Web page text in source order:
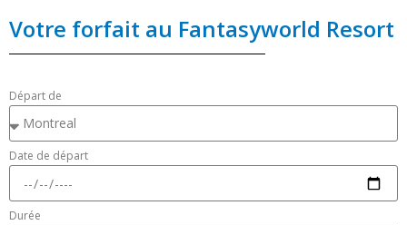
Votre forfait au Fantasyworld Resort
Départ de
Date de départ
Durée